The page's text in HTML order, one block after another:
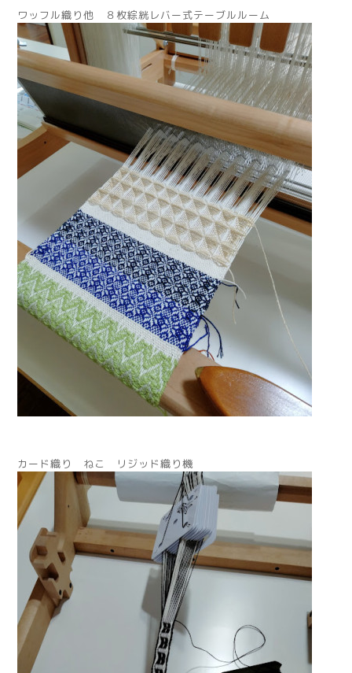
ワッフル織り他 ８枚綜絖レバー式テーブルルーム
カード織り ねこ リジッド織り機